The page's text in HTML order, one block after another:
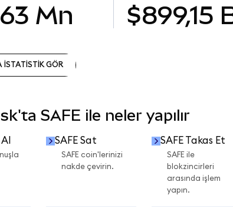
Mn $899,15
İSTATİSTİK GÖR
SAFE ile neler yapılır
SAFE Sat
SAFE coin'lerinizi
nakde çevirin.
SAFE Takas Et
SAFE ile
blokzincirleri
arasında işlem
yapın.